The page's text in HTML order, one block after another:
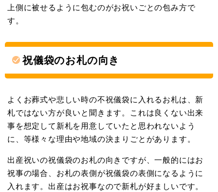
上側に被せるように包むのがお祝いごとの包み方で
す。
祝儀袋のお札の向き
よくお葬式や悲しい時の不祝儀袋に入れるお札は、新
札ではない方が良いと聞きます。これは良くない出来
事を想定して新札を用意していたと思われないよう
に、等様々な理由や地域の決まりごとがあります。
出産祝いの祝儀袋のお札の向きですが、一般的にはお
祝事の場合、お札の表側が祝儀袋の表側になるように
入れます。出産はお祝事なので新札が好ましいです。